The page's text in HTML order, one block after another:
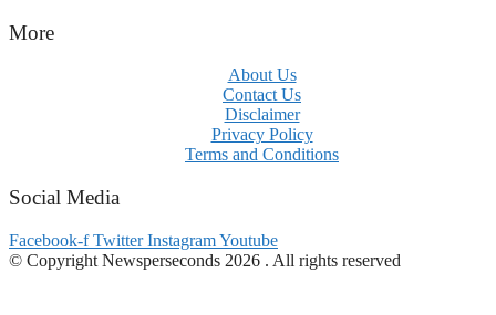
More
About Us
Contact Us
Disclaimer
Privacy Policy
Terms and Conditions
Social Media
Facebook-f Twitter InstagramYoutube
© Copyright Newsperseconds 2026 . All rights reserved